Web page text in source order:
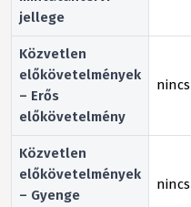
jellege
Közvetlen
előkövetelmények
– Erős
előkövetelmény
nincs
Közvetlen
előkövetelmények
– Gyenge
nincs